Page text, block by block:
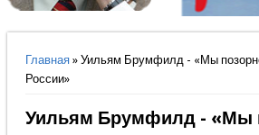
Вы здесь
Главная» Уильям Брумфилд - «Мы
России»
Уильям Брумфилд - «Мы